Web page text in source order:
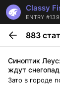
Classy
ENTRY
883
Синоптик
ждут
Зато в городе